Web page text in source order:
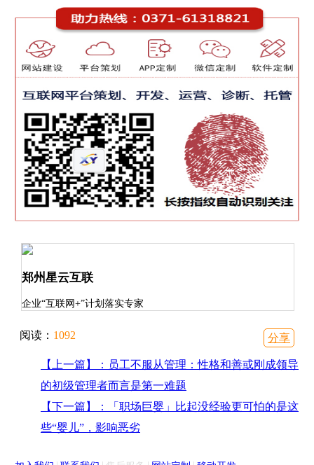
郑州星云互联
企业“互联网+”计划落实专家
阅读： 1092 分享
【上一篇】：员工不服从管理：性格和善或刚成领导
的初级管理者而言是第一难题
【下一篇】：「职场巨婴」比起没经验更可怕的是这
些“婴儿”，影响恶劣